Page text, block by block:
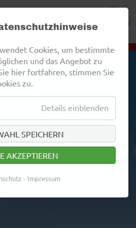
Cookies, um bestimmte
und das Angebot zu
hier fortfahren, stimmen Sie
zu.
Details einblenden
SPEICHERN
AKZEPTIEREN
Impressum